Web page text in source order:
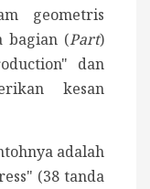
geometris
bagian (Part)
dan
kesan
adalah
(38 tanda